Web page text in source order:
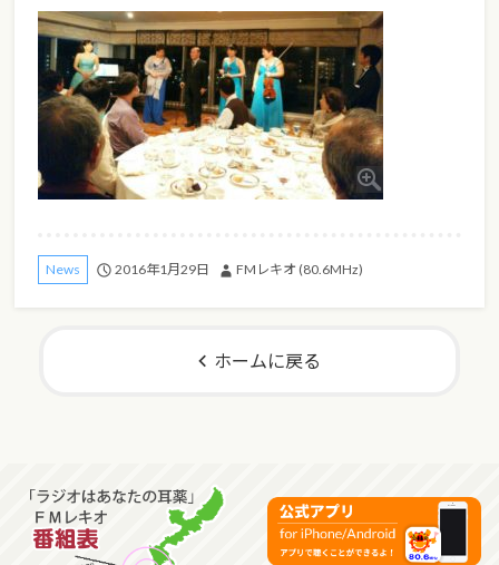
News 2016年1月29日 FMレキオ (80.6MHz)
ホームに戻る